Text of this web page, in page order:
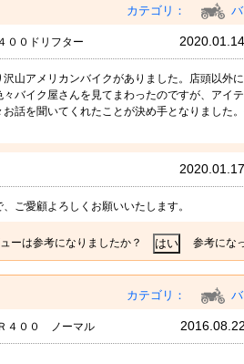
カテゴリ：
００ドリフター
山アメリカンバイクがありました。店頭以外
バイク屋さんを見てまわったのですが、アイ
話を聞いてくれたことが決め手となりました
ご愛顧よろしくお願いいたします。
ーは参考になりましたか？ 参考にな
カテゴリ：
４００ ノーマル